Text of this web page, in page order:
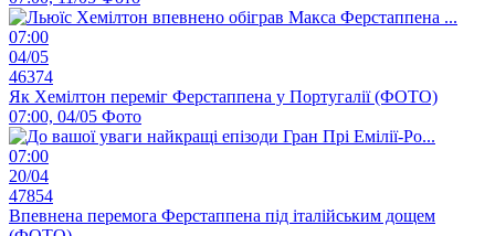
07:00
04/05
46374
Як Хемілтон переміг Ферстаппена у Португалії (ФОТО)
07:00, 04/05 Фото
07:00
20/04
47854
Впевнена перемога Ферстаппена під італійським дощем